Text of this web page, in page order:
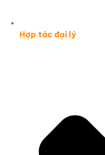
Hợp tác đại lý